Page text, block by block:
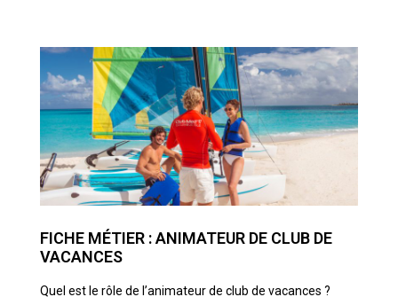
FICHE MÉTIER : ANIMATEUR DE CLUB DE
VACANCES
Quel est le rôle de l’animateur de club de vacances ?